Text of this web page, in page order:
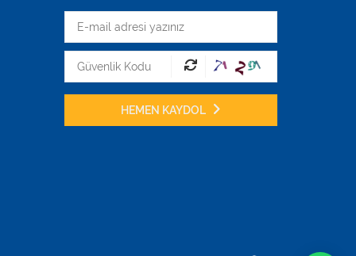
HEMEN KAYDOL